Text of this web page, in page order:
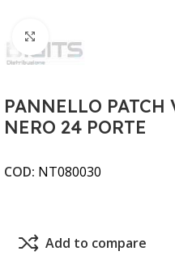
PANNELLO PATCH
NERO 24 PORTE
COD: NT080030
Add to compare